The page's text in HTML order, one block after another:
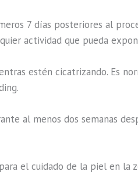
7 días posteriores al
actividad que pueda
estén cicatrizando. Es
al menos dos semanas
el cuidado de la piel en la